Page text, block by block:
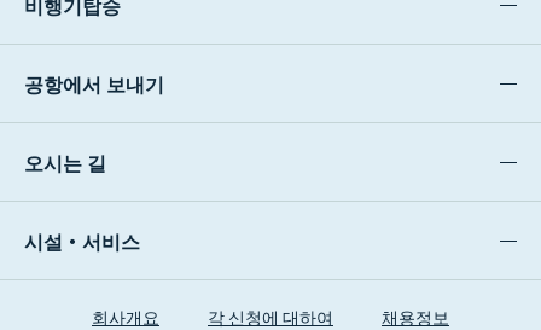
공항에서 보내기
오시는 길
시설・서비스
회사개요 각 신청에 대하여 채용정보